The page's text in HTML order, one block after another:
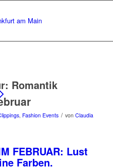
Romantik
, Fashion Events / von Claudia
FEBRUAR: Lust
Farben.